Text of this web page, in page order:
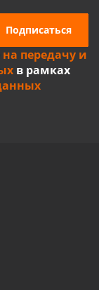
на передачу и
в рамках